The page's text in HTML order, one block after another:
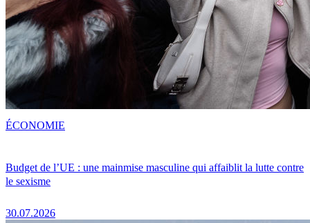
Budget de l’UE : une mainmise masculine qui affaiblit la lutte contre
le sexisme
30.07.2026
ÉCONOMIE